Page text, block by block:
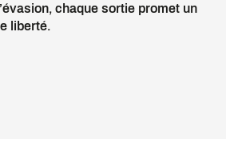
chaque sortie promet un
liberté.